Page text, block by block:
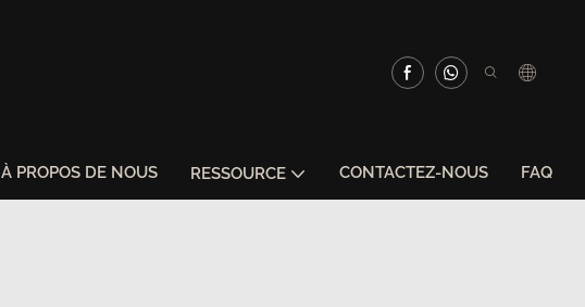
À PROPOS DE NOUS RESSOURCE CONTACTEZ-NOUS FAQ